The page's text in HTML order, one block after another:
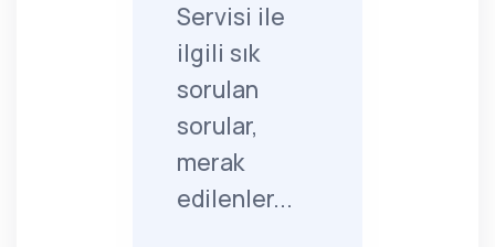
Servisi ile
ilgili sık
sorulan
sorular,
merak
edilenler...